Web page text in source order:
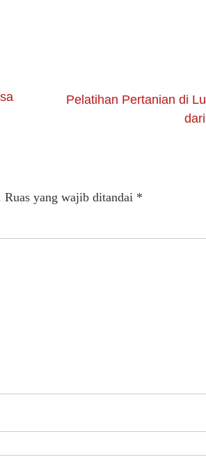
Pelatihan Pertanian di
Ruas yang wajib ditandai *